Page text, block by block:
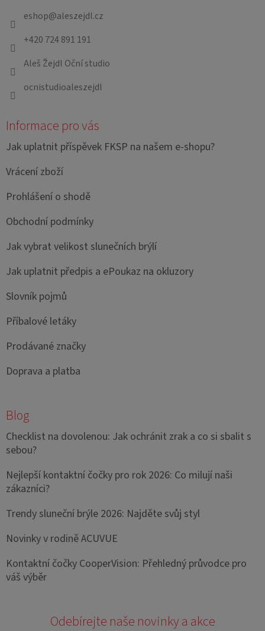
eshop@aleszejdl.cz
+420 724 891 191
Aleš Žejdl Oční studio
ocnistudioaleszejdl
Informace pro vás
Jak uplatnit příspěvek FKSP na našem e-shopu?
Vrácení zboží
Prohlášení o shodě
Obchodní podmínky
Jak vybrat velikost slunečních brýlí
Jak uplatnit předpis a ePoukaz na okluzory
Slovník pojmů
Příbalové letáky
Prodávané značky
Doprava a platba
Blog
Checklist na dovolenou: Jak ochránit zrak a co si sbalit s
sebou?
Nejlepší kontaktní čočky pro rok 2026: Co milují naši
zákazníci?
Trendy sluneční brýle 2026: Najděte svůj styl
Novinky v rodině ACUVUE
Kontaktní čočky CooperVision: Přehledný průvodce pro
váš výběr